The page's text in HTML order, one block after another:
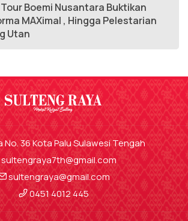
Tour Boemi Nusantara Buktikan
MAXimal , Hingga Pelestarian
Utan
No. 36 Kota Palu Sulawesi Tengah
sultengraya7th@gmail.com
sultengraya@gmail.com
0451 4012 445